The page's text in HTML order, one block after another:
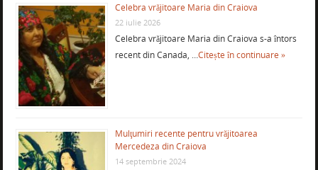
Celebra vrăjitoare Maria din Craiova
22 iulie 2026
Celebra vrăjitoare Maria din Craiova s-a întors
recent din Canada, …Citește în continuare »
Mulţumiri recente pentru vrăjitoarea
Mercedeza din Craiova
14 septembrie 2024